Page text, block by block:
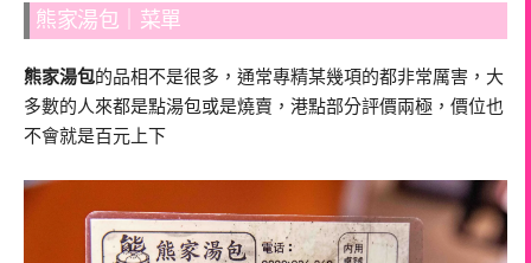
熊家湯包｜菜單
熊家湯包的品相不是很多，通常專精某幾項的都非常厲害，大
多數的人來都是點湯包或是燒賣，港點部分評價兩極，價位也
不會就是百元上下